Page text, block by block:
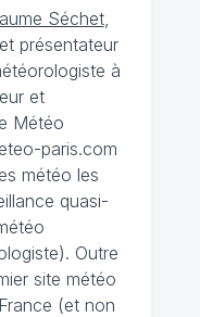
Séchet,
et présentateur
à
et
Météo
paris.com
météo les
quasi-
Outre
site météo
(et non